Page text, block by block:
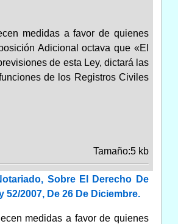
medidas a favor de quienes
Adicional octava que «El
de esta Ley, dictará las
de los Registros Civiles
Tamaño:5 kb
Sobre El Derecho De
2007, De 26 De Diciembre.
medidas a favor de quienes